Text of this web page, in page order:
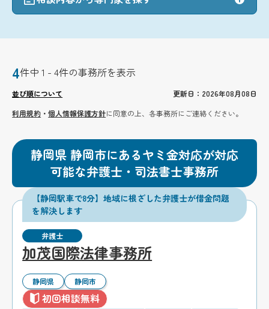
4件中 1 - 4件の事務所を表示
並び順について
更新日：2026年08月08日
利用規約 ・個人情報保護方針に同意の上、各事務所にご連絡ください。
静岡県 静岡市にあるヤミ金対応が対応
可能な弁護士・司法書士事務所
【静岡駅車で8分】地域に根ざした弁護士が借金問題
を解決します
弁護士
加茂国際法律事務所
静岡県 静岡市
初回相談無料